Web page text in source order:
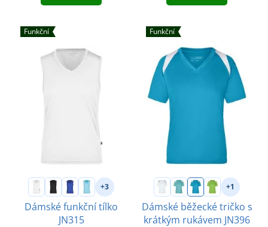
Funkční
+3
Dámské funkční tílko
JN315
Funkční
+1
Dámské běžecké tričko s
krátkým rukávem JN396